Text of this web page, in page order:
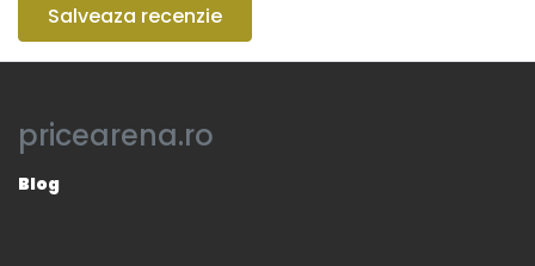
Salveaza recenzie
pricearena.ro
Blog